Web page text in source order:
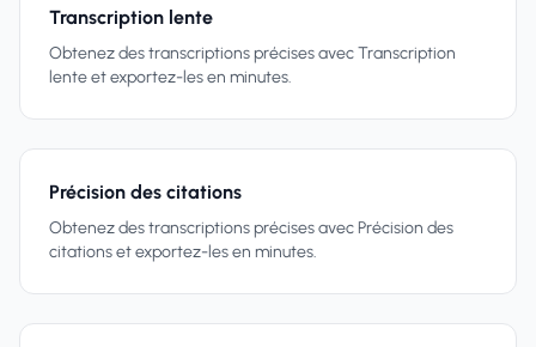
Transcription lente
Obtenez des transcriptions précises avec Transcription
lente et exportez-les en minutes.
Précision des citations
Obtenez des transcriptions précises avec Précision des
citations et exportez-les en minutes.